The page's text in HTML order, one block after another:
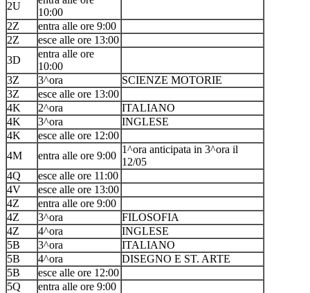
2U
10:00
2Z
entra alle ore 9:00
2Z
esce alle ore 13:00
3D
entra alle ore
10:00
3Z
3^ora
SCIENZE MOTORIE
3Z
esce alle ore 13:00
4K
2^ora
ITALIANO
4K
3^ora
INGLESE
4K
esce alle ore 12:00
4M
entra alle ore 9:00
1^ora anticipata in 3^ora il
12/05
4Q
esce alle ore 11:00
4V
esce alle ore 13:00
4Z
entra alle ore 9:00
4Z
3^ora
FILOSOFIA
4Z
4^ora
INGLESE
5B
3^ora
ITALIANO
5B
4^ora
DISEGNO E ST. ARTE
5B
esce alle ore 12:00
5Q
entra alle ore 9:00